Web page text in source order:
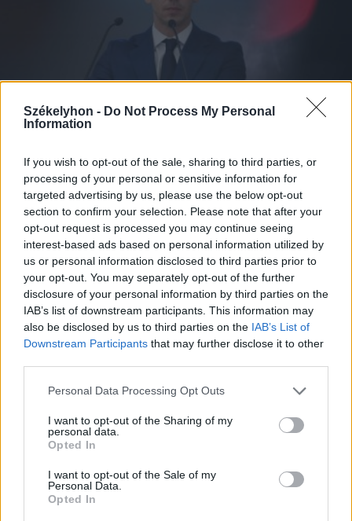
Székelyhon - Do Not Process My Personal
Information
If you wish to opt-out of the sale, sharing to third parties, or
processing of your personal or sensitive information for
targeted advertising by us, please use the below opt-out
section to confirm your selection. Please note that after your
opt-out request is processed you may continue seeing
interest-based ads based on personal information utilized by
us or personal information disclosed to third parties prior to
your opt-out. You may separately opt-out of the further
disclosure of your personal information by third parties on the
IAB’s list of downstream participants. This information may
also be disclosed by us to third parties on the IAB’s List of
Downstream Participants that may further disclose it to other
Personal Data Processing Opt Outs
I want to opt-out of the Sharing of my
personal data.
Opted In
I want to opt-out of the Sale of my
Personal Data.
Opted In
2026. augusztus 02., vasárnap
Lekapcsolták az utolsó előtti
paksi blokkot, ma teljesen
leállhat az atomerőmű